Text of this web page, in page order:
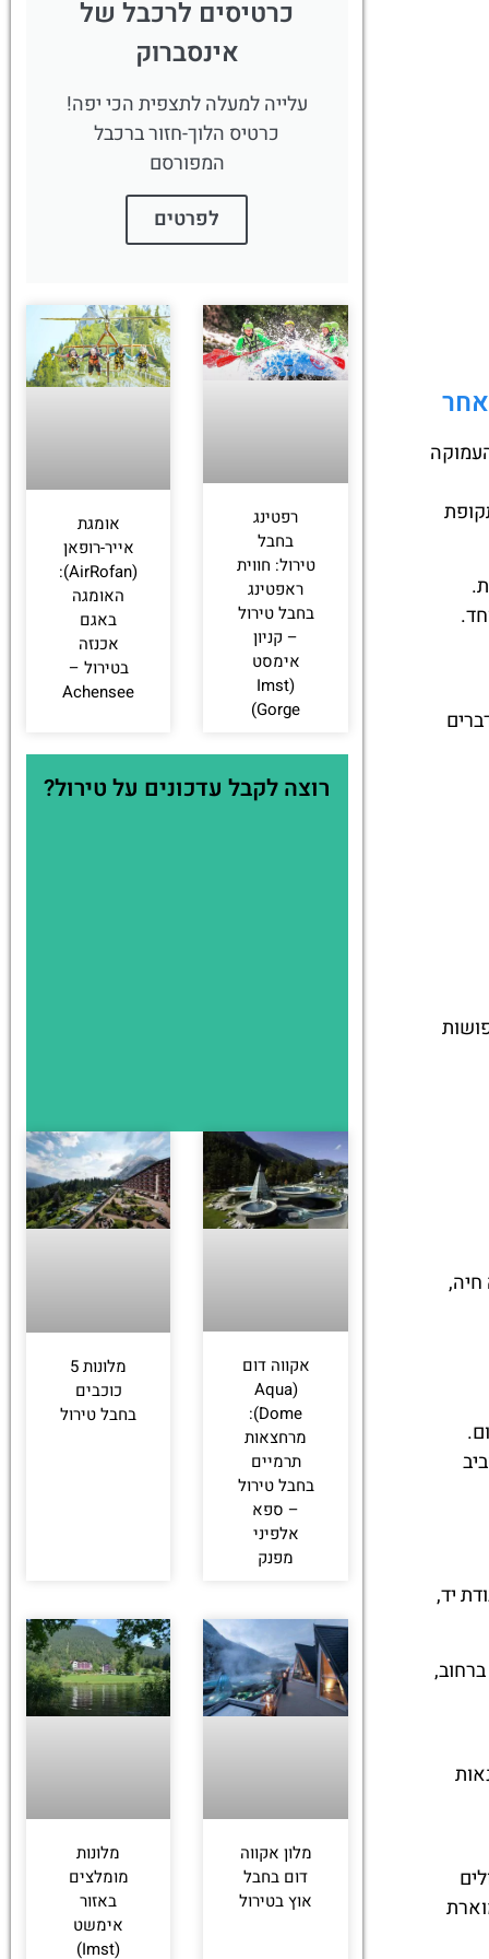
יד,
כרטיסים לרכבל של
אינסברוק
עלייה למעלה לתצפית הכי יפה!
כרטיס הלוך-חזור ברכבל
המפורסם
לפרטים
רפטינג
בחבל
טירול: חווית
ראפטינג
בחבל טירול
– קניון
אימסט
(Imst
Gorge)
אומגת
אייר-רופאן
(AirRofan):
האומגה
באגם
אכנזה
בטירול –
Achensee
רוצה לקבל עדכונים על טירול?
אקווה דום
(Aqua
Dome):
מרחצאות
תרמיים
בחבל טירול
– ספא
אלפיני
מפנק
מלונות 5
כוכבים
בחבל טירול
מלון אקווה
דום בחבל
אוץ בטירול
מלונות
מומלצים
באזור
אימשט
(Imst)